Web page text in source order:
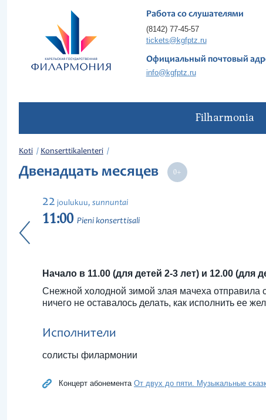
Работа со слушателями
(8142) 77-45-57
tickets@kgfptz.ru
Официальный почтовый
info@kgfptz.ru
Filharmonia
Koti Konserttikalenteri
Двенадцать месяцев
22 joulukuu, sunnuntai
11:00 Pieni konserttisali
Начало в 11.00 (для детей 2-3 лет) и 12.00 (для
Снежной холодной зимой злая мачеха отправила
ничего не оставалось делать, как исполнить ее
Исполнители
солисты филармонии
Концерт абонемента От двух до пяти. Музыкальные